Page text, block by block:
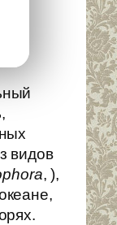
видов
, ),